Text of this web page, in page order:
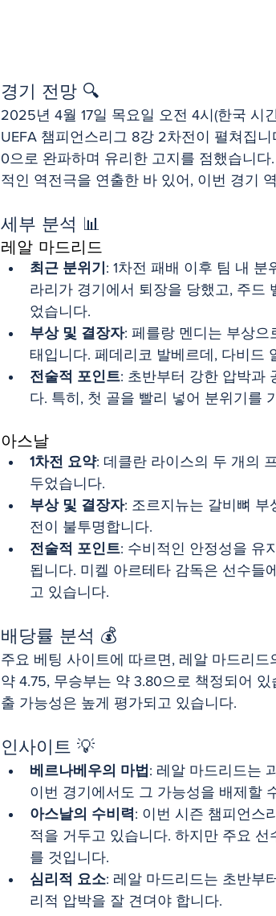
경기 전망 🔍
2025년 4월 17일 목요일 오전 4시(한국 시
UEFA 챔피언스리그 8강 2차전이 펼쳐집
0으로 완파하며 유리한 고지를 점했습니
적인 역전극을 연출한 바 있어, 이번 경기
세부 분석 📊
레알 마드리드
최근 분위기 : 1차전 패배 이후 팀 내
라리가 경기에서 퇴장을 당했고, 주드
었습니다.
부상 및 결장자: 페를랑 멘디는 부상으
태입니다. 페데리코 발베르데, 다비드
전술적 포인트: 초반부터 강한 압박과
다. 특히, 첫 골을 빨리 넣어 분위기를
아스날
1차전 요약: 데클란 라이스의 두 개의
두었습니다.
부상 및 결장자: 조르지뉴는 갈비뼈 부
전이 불투명합니다.
전술적 포인트: 수비적인 안정성을 유
됩니다. 미켈 아르테타 감독은 선수들
고 있습니다.
배당률 분석 💰
주요 베팅 사이트에 따르면, 레알 마드리
약 4.75, 무승부는 약 3.80으로 책정되어
출 가능성은 높게 평가되고 있습니다.
인사이트 💡
베르나베우의 마법 : 레알 마드리드는
이번 경기에서도 그 가능성을 배제할
아스날의 수비력: 이번 시즌 챔피언스
적을 거두고 있습니다. 하지만 주요
를 것입니다.​
심리적 요소: 레알 마드리드는 초반부
리적 압박을 잘 견뎌야 합니다.​